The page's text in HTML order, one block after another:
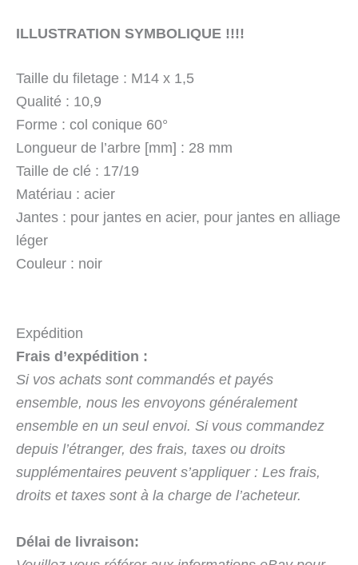
ILLUSTRATION SYMBOLIQUE !!!!
Taille du filetage : M14 x 1,5
Qualité : 10,9
Forme : col conique 60°
Longueur de l’arbre [mm] : 28 mm
Taille de clé : 17/19
Matériau : acier
Jantes : pour jantes en acier, pour jantes en alliage
léger
Couleur : noir
Expédition
Frais d’expédition :
Si vos achats sont commandés et payés
ensemble, nous les envoyons généralement
ensemble en un seul envoi. Si vous commandez
depuis l’étranger, des frais, taxes ou droits
supplémentaires peuvent s’appliquer : Les frais,
droits et taxes sont à la charge de l’acheteur.
Délai de livraison: